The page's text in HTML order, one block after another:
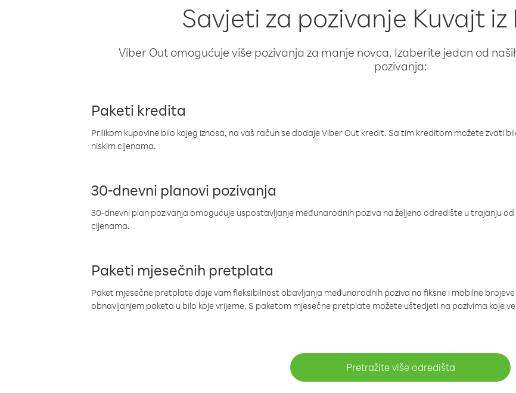
Savjeti za pozivanje Kuvajt
Viber Out omogućuje više pozivanja za manje novca. Izaberite jedan od
pozivanja:
Paketi kredita
Prilikom kupovine bilo kojeg iznosa, na vaš račun se dodaje Viber Out kredit. Sa tim kreditom možete zvati
niskim cijenama.
30-dnevni planovi pozivanja
30-dnevni plan pozivanja omogućuje uspostavljanje međunarodnih poziva na željeno odredište u trajanju
cijenama.
Paketi mjesečnih pretplata
Paket mjesečne pretplate daje vam fleksibilnost obavljanja međunarodnih poziva na fiksne i mobilne
obnavljanjem paketa u bilo koje vrijeme. S paketom mjesečne pretplate možete uštedjeti na pozivima koje
Pretražite više odredišta